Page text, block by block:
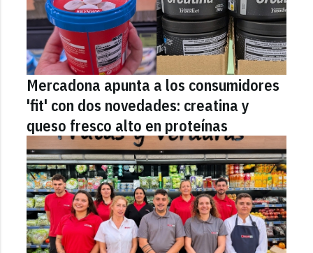
Mercadona apunta a los consumidores
'fit' con dos novedades: creatina y
queso fresco alto en proteínas